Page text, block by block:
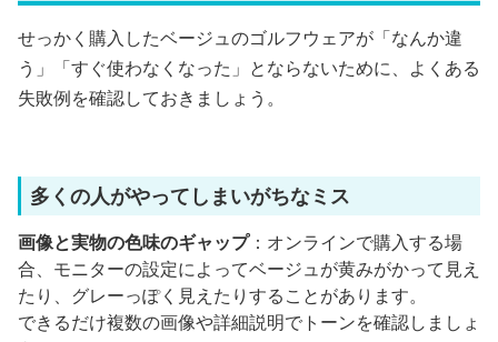
せっかく購入したベージュのゴルフウェアが「なんか違
う」「すぐ使わなくなった」とならないために、よくある
失敗例を確認しておきましょう。
多くの人がやってしまいがちなミス
画像と実物の色味のギャップ：オンラインで購入する場
合、モニターの設定によってベージュが黄みがかって見え
たり、グレーっぽく見えたりすることがあります。
できるだけ複数の画像や詳細説明でトーンを確認しましょ